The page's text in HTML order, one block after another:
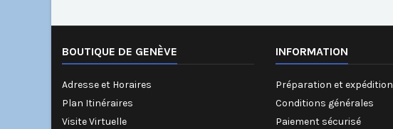
BOUTIQUE DE GENÈVE
Adresse et Horaires
Plan Itinéraires
Visite Virtuelle
INFORMATION
Préparation et expédition
Conditions générales
Paiement sécurisé